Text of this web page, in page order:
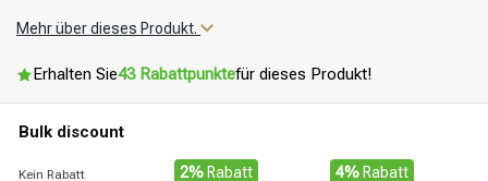
Mehr über dieses Produkt.
Erhalten Sie43 Rabattpunktefür dieses Produkt!
Bulk discount
Kein Rabatt 2% Rabatt 4% Rabatt